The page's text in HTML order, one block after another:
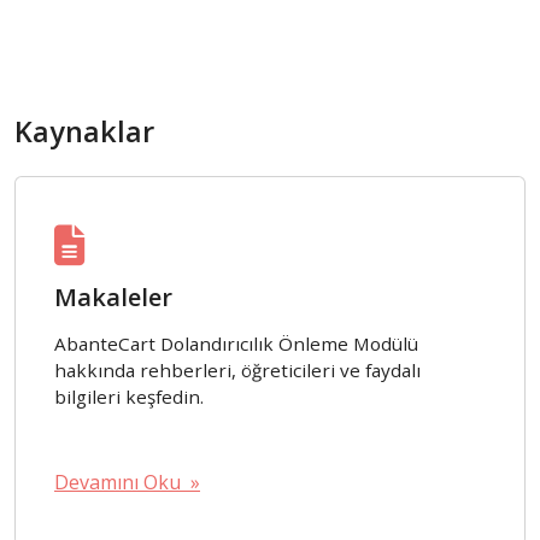
Kaynaklar
Makaleler
AbanteCart Dolandırıcılık Önleme Modülü
hakkında rehberleri, öğreticileri ve faydalı
bilgileri keşfedin.
Devamını Oku »